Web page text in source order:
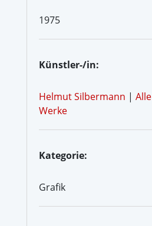
1975
Künstler-/in:
Helmut Silbermann | Alle
Werke
Kategorie:
Grafik